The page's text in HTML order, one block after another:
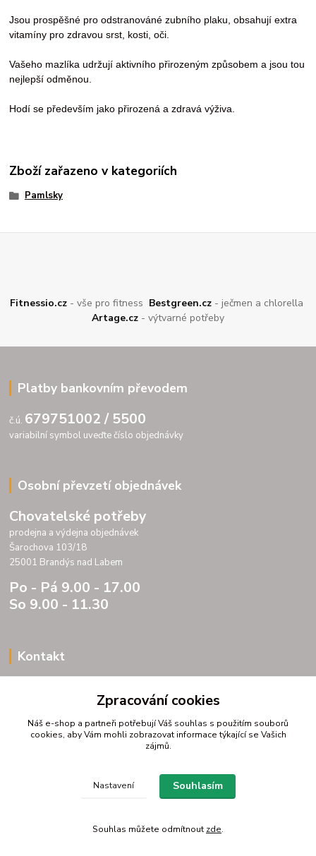
Jsou prospěšné pro odstranováné zubního plaku, obsahují extra
vitamíny pro zdravou srst, kosti, oči.
Vašeho mazlíka udržují aktivního přirozeným způsobem a jsou tou
nejlepší odměnou.
Hodí se především jako přirozená a zdravá výživa.
Zboží zařazeno v kategoriích
Pamlsky
Fitnessio.cz - vše pro fitness Bestgreen.cz - ječmen a chlorella
Artage.cz - výtvarné potřeby
Platby bankovním převodem
č.ú. 679751002 / 5500
variabilní symbol uveďte číslo objednávky
Osobní převzetí objednávek
Chovatelské potřeby
prodejna a výdejna objednávek
Šarochova 103/18
25001 Brandýs nad Labem
Po - Pá 9.00 - 17.00
So 9.00 - 11.30
Kontakt
DIC CZ07175833
Šarochova 103/18
Zpracování cookies
Náš e-shop a partneři potřebují Váš souhlas s použitím souborů
cookies, aby Vám mohli zobrazovat informace týkající se Vašich
zájmů.
Nastavení Souhlasím
Souhlas můžete odmítnout zde.